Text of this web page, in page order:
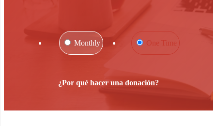
One Time
Monthly
¿Por qué hacer una donación?